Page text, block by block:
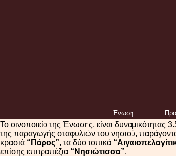
Ένωση
Το οινοποιείο της Ένωσης, είναι δυναμικότητας
της παραγωγής σταφυλιών του νησιού,
κρασιά “Πάρος”, τα δύο τοπικά
επίσης επιτραπέζια “Νησιώτισσα”.